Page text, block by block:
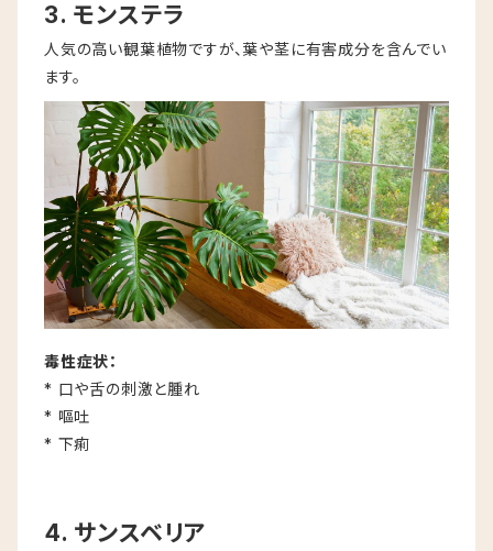
3. モンステラ
人気の高い観葉植物ですが、葉や茎に有害成分を含んでい
ます。
毒性症状：
* 口や舌の刺激と腫れ
* 嘔吐
* 下痢
4. サンスベリア